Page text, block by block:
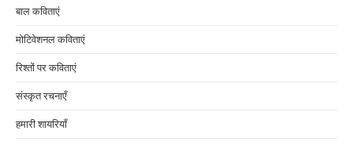
बाल कविताएं
मोटिवेशनल कविताएं
रिश्तों पर कविताएं
संस्कृत रचनाएँ
हमारी शायरियाँ